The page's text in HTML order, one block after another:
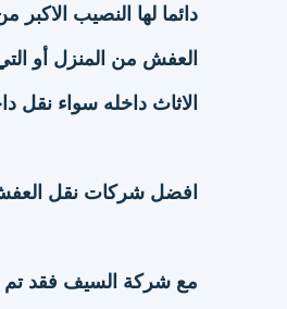
دائما لها النصيب
العفش من المنزل أو
الاثاث داخله سواء
افضل شركات نقل
مع شركة السيف فقد تم